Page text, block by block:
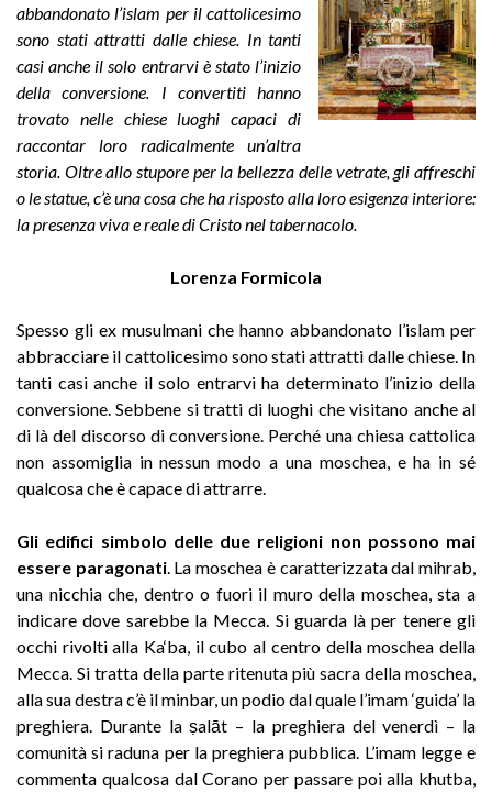
abbandonato l’islam per il cattolicesimo
sono stati attratti dalle chiese. In tanti
casi anche il solo entrarvi è stato l’inizio
della conversione. I convertiti hanno
trovato nelle chiese luoghi capaci di
raccontar loro radicalmente un’altra
storia. Oltre allo stupore per la bellezza delle vetrate, gli affreschi
o le statue, c’è una cosa che ha risposto alla loro esigenza interiore:
la presenza viva e reale di Cristo nel tabernacolo.
Lorenza Formicola
Spesso gli ex musulmani che hanno abbandonato l’islam per
abbracciare il cattolicesimo sono stati attratti dalle chiese. In
tanti casi anche il solo entrarvi ha determinato l’inizio della
conversione. Sebbene si tratti di luoghi che visitano anche al
di là del discorso di conversione. Perché una chiesa cattolica
non assomiglia in nessun modo a una moschea, e ha in sé
qualcosa che è capace di attrarre.
Gli edifici simbolo delle due religioni non possono mai
essere paragonati. La moschea è caratterizzata dal mihrab,
una nicchia che, dentro o fuori il muro della moschea, sta a
indicare dove sarebbe la Mecca. Si guarda là per tenere gli
occhi rivolti alla Ka‘ba, il cubo al centro della moschea della
Mecca. Si tratta della parte ritenuta più sacra della moschea,
alla sua destra c’è il minbar, un podio dal quale l’imam ‘guida’ la
preghiera. Durante la ṣalāt – la preghiera del venerdì – la
comunità si raduna per la preghiera pubblica. L’imam legge e
commenta qualcosa dal Corano per passare poi alla khutba,